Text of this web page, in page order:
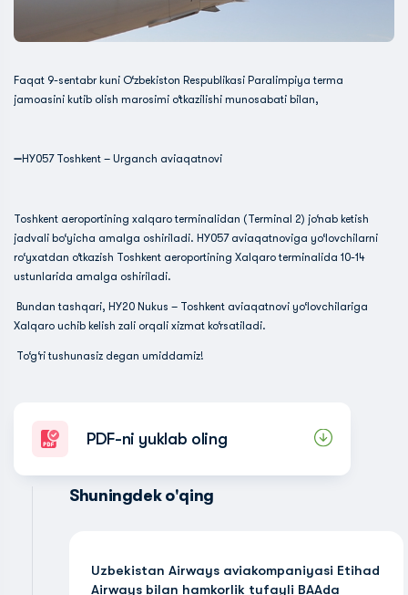
Faqat 9-sentabr kuni O‘zbekiston Respublikasi Paralimpiya terma
jamoasini kutib olish marosimi o‘tkazilishi munosabati bilan,
➖HY057 Toshkent – Urganch aviaqatnovi
Toshkent aeroportining xalqaro terminalidan (Terminal 2) jo‘nab ketish
jadvali bo‘yicha amalga oshiriladi. HY057 aviaqatnoviga yo‘lovchilarni
ro‘yxatdan o‘tkazish Toshkent aeroportining Xalqaro terminalida 10-14
ustunlarida amalga oshiriladi.
Bundan tashqari, HY20 Nukus – Toshkent aviaqatnovi yo‘lovchilariga
Xalqaro uchib kelish zali orqali xizmat ko‘rsatiladi.
To‘g‘ri tushunasiz degan umiddamiz!
PDF-ni yuklab oling
Shuningdek o'qing
Uzbekistan Airways aviakompaniyasi Etihad
Airways bilan hamkorlik tufayli BAAda